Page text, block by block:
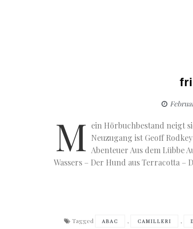
M ein Hörbuchbestand neigt
Neuzugang ist Geoff
Abenteuer Aus dem Lübbe
Wassers – Der Hund aus Terracotta –
Tagged ABAC , CAMILLERI ,